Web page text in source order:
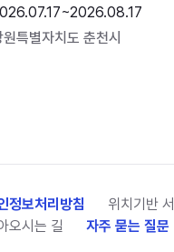
원특별자치도 춘천시
정보처리방침 위치기반
오시는 길
자주 묻는 질문